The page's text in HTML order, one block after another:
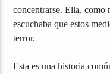
concentrarse. Ella, como
escuchaba que estos
terror.
Esta es una historia